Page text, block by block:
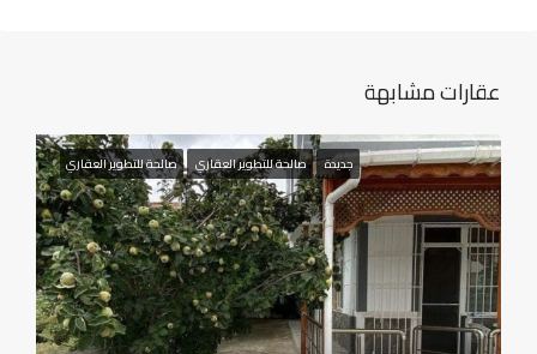
عقارات مشابهة
جديدة صالحة للتطوير العقاري صالحة للتطوير العقاري